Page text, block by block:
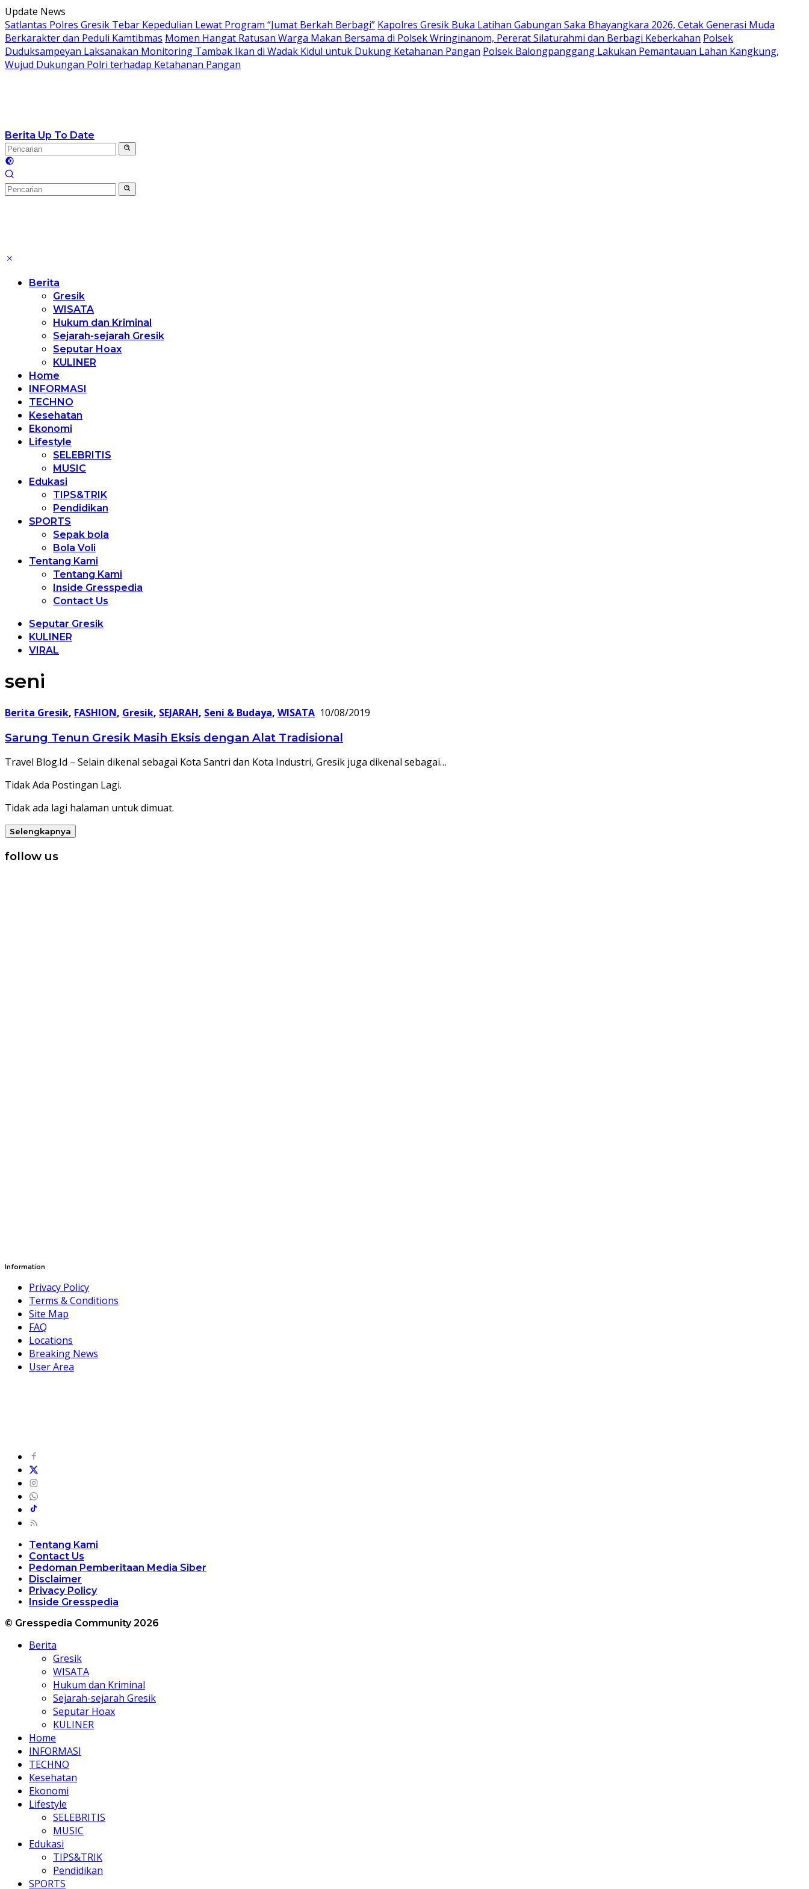
Langsung
ke
konten
Update News
Satlantas Polres Gresik Tebar Kepedulian Lewat Program “Jumat Berkah Berbagi” Kapolres Gresik Buka Latihan Gabungan Saka Bhayangkara 2026, Cetak Generasi Muda
Berkarakter dan Peduli Kamtibmas Momen Hangat Ratusan Warga Makan Bersama di Polsek Wringinanom, Pererat Silaturahmi dan Berbagi Keberkahan Polsek
Duduksampeyan Laksanakan Monitoring Tambak Ikan di Wadak Kidul untuk Dukung Ketahanan Pangan Polsek Balongpanggang Lakukan Pemantauan Lahan Kangkung,
Wujud Dukungan Polri terhadap Ketahanan Pangan
Berita Up To Date
Berita
Gresik
WISATA
Hukum dan Kriminal
Sejarah-sejarah Gresik
Seputar Hoax
KULINER
Home
INFORMASI
TECHNO
Kesehatan
Ekonomi
Lifestyle
SELEBRITIS
MUSIC
Edukasi
TIPS&TRIK
Pendidikan
SPORTS
Sepak bola
Bola Voli
Tentang Kami
Tentang Kami
Inside Gresspedia
Contact Us
Seputar Gresik
KULINER
VIRAL
seni
Berita Gresik, FASHION, Gresik, SEJARAH, Seni & Budaya, WISATA 10/08/2019
Sarung Tenun Gresik Masih Eksis dengan Alat Tradisional
Travel Blog.Id – Selain dikenal sebagai Kota Santri dan Kota Industri, Gresik juga dikenal sebagai…
Tidak Ada Postingan Lagi.
Tidak ada lagi halaman untuk dimuat.
Selengkapnya
follow us
Information
Privacy Policy
Terms & Conditions
Site Map
FAQ
Locations
Breaking News
User Area
Tentang Kami
Contact Us
Pedoman Pemberitaan Media Siber
Disclaimer
Privacy Policy
Inside Gresspedia
© Gresspedia Community 2026
Berita
Gresik
WISATA
Hukum dan Kriminal
Sejarah-sejarah Gresik
Seputar Hoax
KULINER
Home
INFORMASI
TECHNO
Kesehatan
Ekonomi
Lifestyle
SELEBRITIS
MUSIC
Edukasi
TIPS&TRIK
Pendidikan
SPORTS